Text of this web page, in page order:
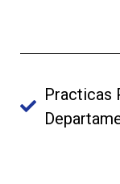
Practicas